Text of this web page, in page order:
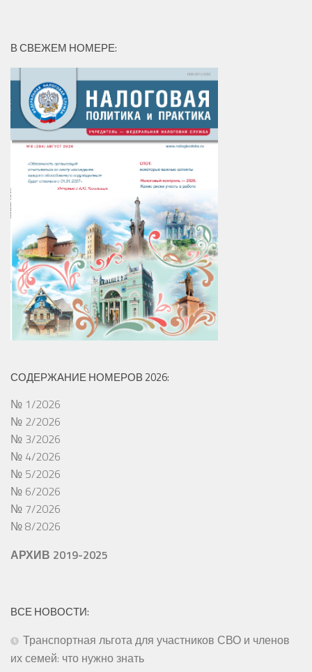
В СВЕЖЕМ НОМЕРЕ:
СОДЕРЖАНИЕ НОМЕРОВ 2026:
№ 1/2026
№ 2/2026
№ 3/2026
№ 4/2026
№ 5/2026
№ 6/2026
№ 7/2026
№ 8/2026
АРХИВ 2019-2025
ВСЕ НОВОСТИ:
Транспортная льгота для участников СВО и членов
их семей: что нужно знать